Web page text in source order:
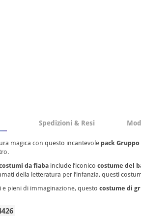
Spedizioni & Resi
magica con questo incantevole pack
da fiaba include l’iconico costume del
della letteratura per l’infanzia, questi
e pieni di immaginazione, questo costume di